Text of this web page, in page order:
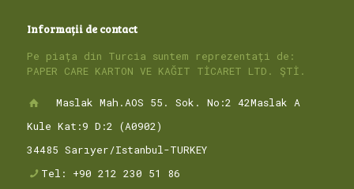
Informații de contact
Pe piața din Turcia suntem reprezentați de:
PAPER CARE KARTON VE KAĞIT TİCARET LTD. ŞTİ.
Maslak Mah.AOS 55. Sok. No:2 42Maslak A
Kule Kat:9 D:2 (A0902)
34485 Sarıyer/Istanbul-TURKEY
Tel: +90 212 230 51 86